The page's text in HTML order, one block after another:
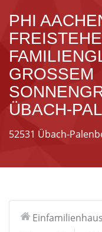
PHI
GROSSEM S
BACH-
52531 Übach-
Einfamilienhaus